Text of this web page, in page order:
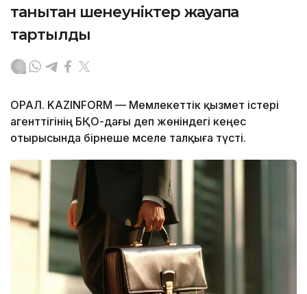
танытқан шенеуніктер жауапқа
тартылды
ОРАЛ. KAZINFORM — Мемлекеттік қызмет істері
агенттігінің БҚО-дағы әдеп жөніндегі кеңес
отырысында бірнеше мәселе талқыға түсті.